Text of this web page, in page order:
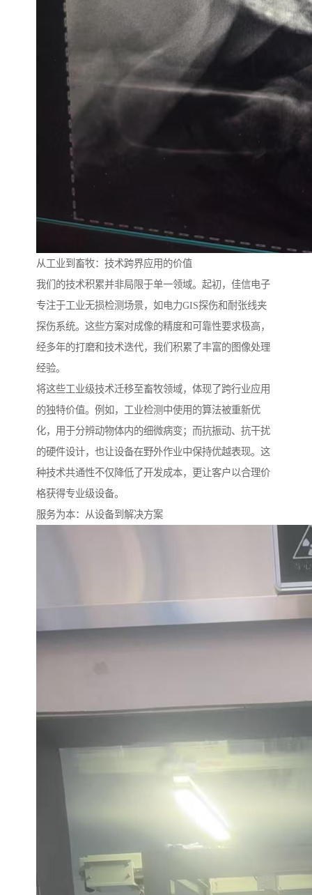
从工业到畜牧：技术跨界应用的价值
我们的技术积累并非局限于单一领域。起初，佳信电子
专注于工业无损检测场景，如电力GIS探伤和耐张线夹
探伤系统。这些方案对成像的精度和可靠性要求极高，
经多年的打磨和技术迭代，我们积累了丰富的图像处理
经验。
将这些工业级技术迁移至畜牧领域，体现了跨行业应用
的独特价值。例如，工业检测中使用的算法被重新优
化，用于分辨动物体内的细微病变；而抗振动、抗干扰
的硬件设计，也让设备在野外作业中保持优越表现。这
种技术共通性不仅降低了开发成本，更让客户以合理价
格获得专业级设备。
服务为本：从设备到解决方案